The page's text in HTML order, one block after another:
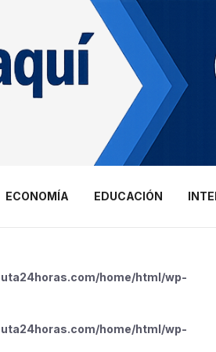
ECONOMÍA EDUCACIÓN
home/html/wp-
home/html/wp-